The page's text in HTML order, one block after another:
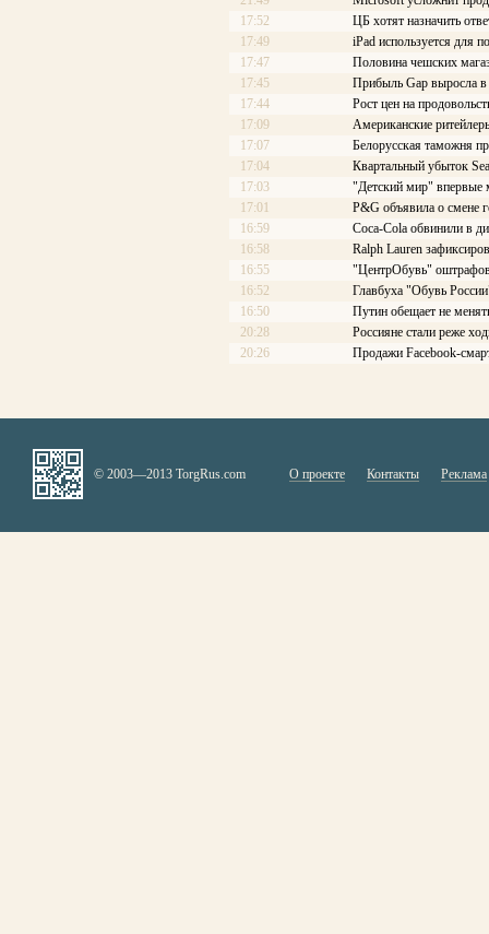
17:52
ЦБ хотят назначить
17:49
iPad используется для
17:47
Половина чешских
17:45
Прибыль Gap выросла
17:44
Рост цен на
17:09
Американские
17:07
Белорусская таможня
17:04
Квартальный убыток
17:03
"Детский мир" впервые
17:01
P&G объявила о смене
16:59
Coca-Cola обвинили в
16:58
Ralph Lauren
16:55
"ЦентрОбувь"
16:52
Главбуха "Обувь
16:50
Путин обещает не
20:28
Россияне стали реже
20:26
Продажи Facebook-
© 2003—2013 TorgRus.com О проекте Контакты Реклама